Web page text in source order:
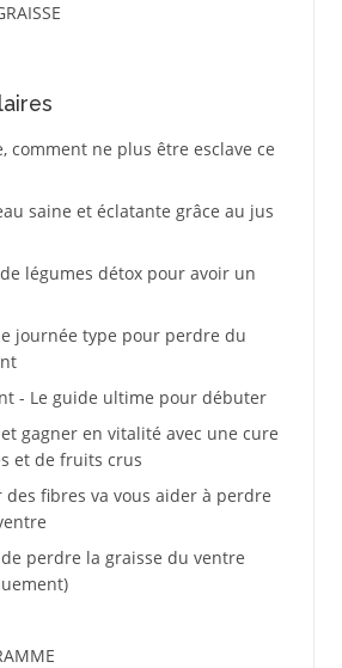
comment ne plus être esclave ce
saine et éclatante grâce au jus
légumes détox pour avoir un
journée type pour perdre du
- Le guide ultime pour débuter
gagner en vitalité avec une cure
et de fruits crus
des fibres va vous aider à perdre
perdre la graisse du ventre